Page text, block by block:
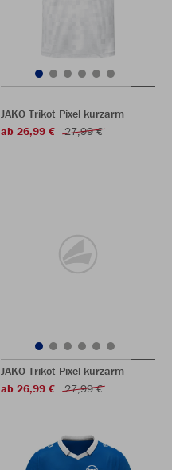
JAKO Trikot Pixel kurzarm
ab 26,99 €
27,99 €
JAKO Trikot Pixel kurzarm
ab 26,99 €
27,99 €